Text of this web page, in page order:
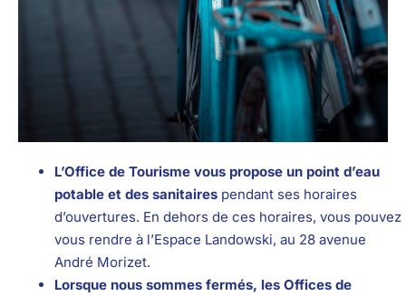
L’Office de Tourisme vous propose un point d’eau
potable et des sanitaires pendant ses horaires
d’ouvertures. En dehors de ces horaires, vous pouvez
vous rendre à l’Espace Landowski, au 28 avenue
André Morizet.
Lorsque nous sommes fermés, les Offices de